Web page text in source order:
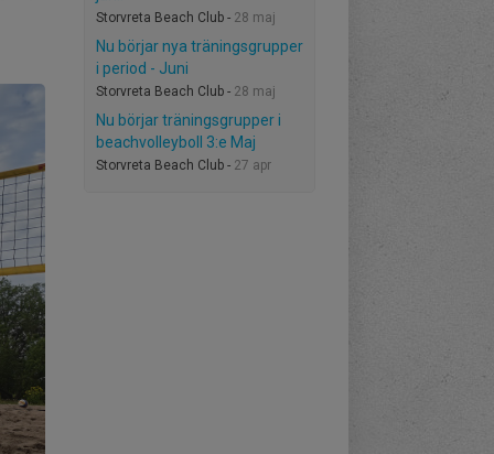
Storvreta Beach Club - 28 maj
Nu börjar nya träningsgrupper
i period - Juni
Storvreta Beach Club - 28 maj
Nu börjar träningsgrupper i
beachvolleyboll 3:e Maj
Storvreta Beach Club - 27 apr